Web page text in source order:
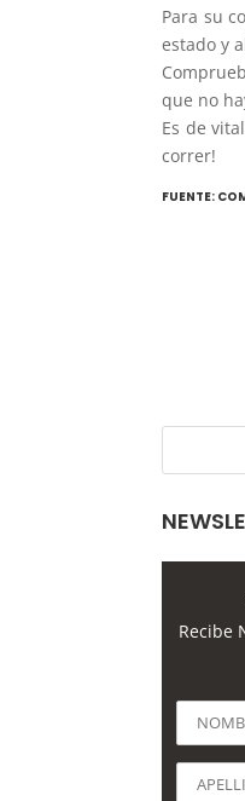
Para su
estado y
que no
Es de
correr!
FUENTE:
Recibe